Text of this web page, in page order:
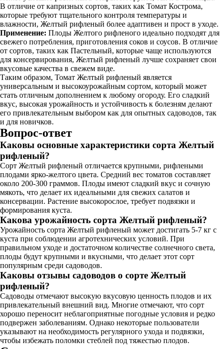
В отличие от капризных сортов, таких как Томат Кострома,
которые требуют тщательного контроля температуры и
влажности, Желтый рифленый более адаптивен и прост в уходе.
Применение: Плоды Желтого рифленого идеально подходят для
свежего потребления, приготовления соков и соусов. В отличие
от сортов, таких как Пастельный, которые чаще используются
для консервирования, Желтый рифленый лучше сохраняет свои
вкусовые качества в свежем виде.
Таким образом, Томат Желтый рифленый является
универсальным и высокоурожайным сортом, который может
стать отличным дополнением к любому огороду. Его сладкий
вкус, высокая урожайность и устойчивость к болезням делают
его привлекательным выбором как для опытных садоводов, так
и для новичков.
Вопрос-ответ
Каковы основные характеристики сорта Желтый
рифленый?
Сорт Желтый рифленый отличается крупными, рифлеными
плодами ярко-желтого цвета. Средний вес томатов составляет
около 200-300 граммов. Плоды имеют сладкий вкус и сочную
мякоть, что делает их идеальными для свежих салатов и
консервации. Растение высокорослое, требует подвязки и
формирования куста.
Какова урожайность сорта Желтый рифленый?
Урожайность сорта Желтый рифленый может достигать 5-7 кг с
куста при соблюдении агротехнических условий. При
правильном уходе и достаточном количестве солнечного света,
плоды будут крупными и вкусными, что делает этот сорт
популярным среди садоводов.
Каковы отзывы садоводов о сорте Желтый
рифленый?
Садоводы отмечают высокую вкусовую ценность плодов и их
привлекательный внешний вид. Многие отмечают, что сорт
хорошо переносит неблагоприятные погодные условия и редко
подвержен заболеваниям. Однако некоторые пользователи
указывают на необходимость регулярного ухода и подвязки,
чтобы избежать поломки стеблей под тяжестью плодов.